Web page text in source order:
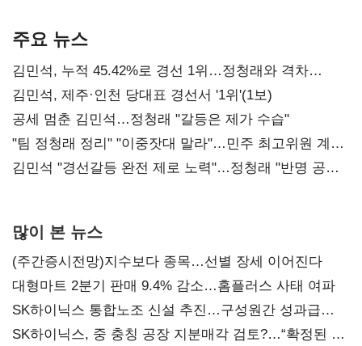
주요 뉴스
김민석, 누적 45.42%로 경선 1위…정청래와 격차
0.86%p(2보)
김민석, 제주·인천 당대표 경선서 '1위'(1보)
공세 멈춘 김민석…정청래 "갈등은 제가 수습"
"팀 정청래 정리" "이중잣대 말라"…민주 최고위원 계파
다툼 격화
김민석 "경선갈등 완전 제로 노력"…정청래 "반명 공세
많이 본 뉴스
(주간증시전망)지수보다 종목…선별 장세 이어진다
대형마트 2분기 판매 9.4% 감소…홈플러스 사태 여파
SK하이닉스 통합노조 신설 추진…구성원간 성과급
불만 확산
SK하이닉스, 중 충칭 공장 지분매각 검토?…“확정된 바